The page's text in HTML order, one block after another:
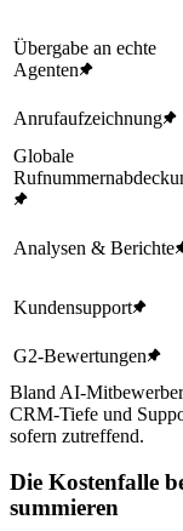
Übergabe an echte
Agenten
Anrufaufzeichnung
Globale
Analysen & Berichte
Kundensupport
G2-Bewertungen
Bland AI-
CRM-Tiefe und
sofern zutreffend.
Die Kostenfalle
summieren